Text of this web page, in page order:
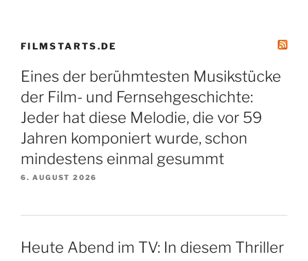
FILMSTARTS.DE
Eines der berühmtesten Musikstücke
der Film- und Fernsehgeschichte:
Jeder hat diese Melodie, die vor 59
Jahren komponiert wurde, schon
mindestens einmal gesummt
6. AUGUST 2026
Heute Abend im TV: In diesem Thriller